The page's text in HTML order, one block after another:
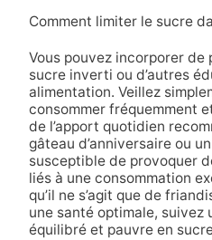
Comment limiter le sucre
Vous pouvez incorporer
sucre inverti ou d’autres
alimentation. Veillez
consommer fréquemment
de l’apport quotidien
gâteau d’anniversaire ou
susceptible de provoquer
liés à une consommation
qu’il ne s’agit que de
une santé optimale, suivez
équilibré et pauvre en